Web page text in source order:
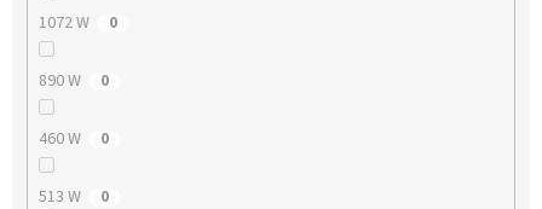
1072 W 0
890 W 0
460 W 0
513 W 0